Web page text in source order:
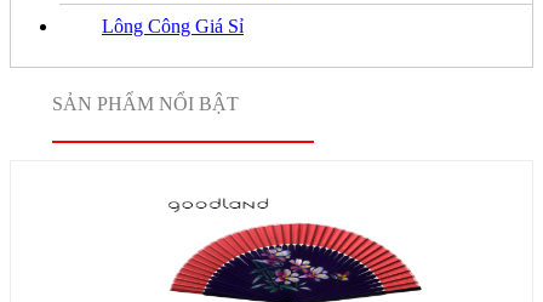
Lông Công Giá Sỉ
SẢN PHẨM NỔI BẬT